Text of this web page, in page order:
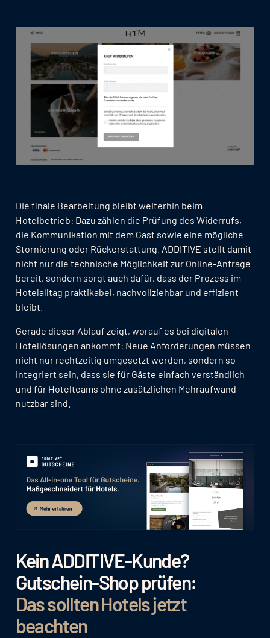
Die finale Bearbeitung bleibt weiterhin beim
Hotelbetrieb: Dazu zählen die Prüfung des Widerrufs,
die Kommunikation mit dem Gast sowie eine mögliche
Stornierung oder Rückerstattung. ADDITIVE stellt damit
nicht nur die technische Möglichkeit zur Online-Anfrage
bereit, sondern sorgt auch dafür, dass der Prozess im
Hotelalltag praktikabel, nachvollziehbar und effizient
bleibt.
Gerade dieser Ablauf zeigt, worauf es bei digitalen
Hotellösungen ankommt: Neue Anforderungen müssen
nicht nur rechtzeitig umgesetzt werden, sondern so
integriert sein, dass sie für Gäste einfach verständlich
und für Hotelteams ohne zusätzlichen Mehraufwand
nutzbar sind.
Kein ADDITIVE-Kunde?
Gutschein-Shop prüfen:
Das sollten Hotels jetzt
beachten